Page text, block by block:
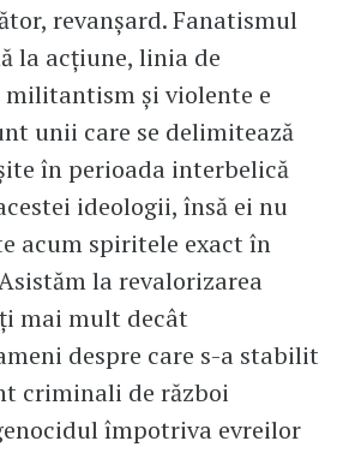
revanșard. Fanatismul
la acțiune, linia de
și violente e
unii care se delimitează
în perioada interbelică
ideologii, însă ei nu
acum spiritele exact în
la revalorizarea
mai mult decât
despre care s-a stabilit
criminali de război
împotriva evreilor